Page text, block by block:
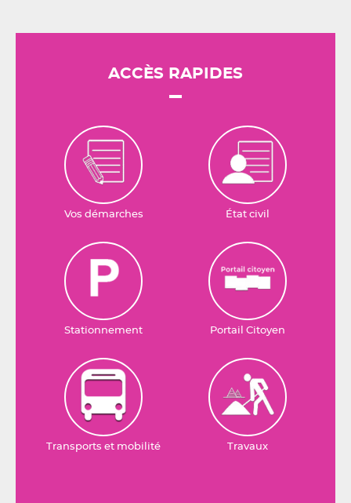
ACCÈS RAPIDES
Vos démarches État civil
Stationnement Portail Citoyen
Transports et mobilité Travaux